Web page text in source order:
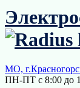
Перейти
к
содержимому
МО,
ПН-ПТ с 8:00 до